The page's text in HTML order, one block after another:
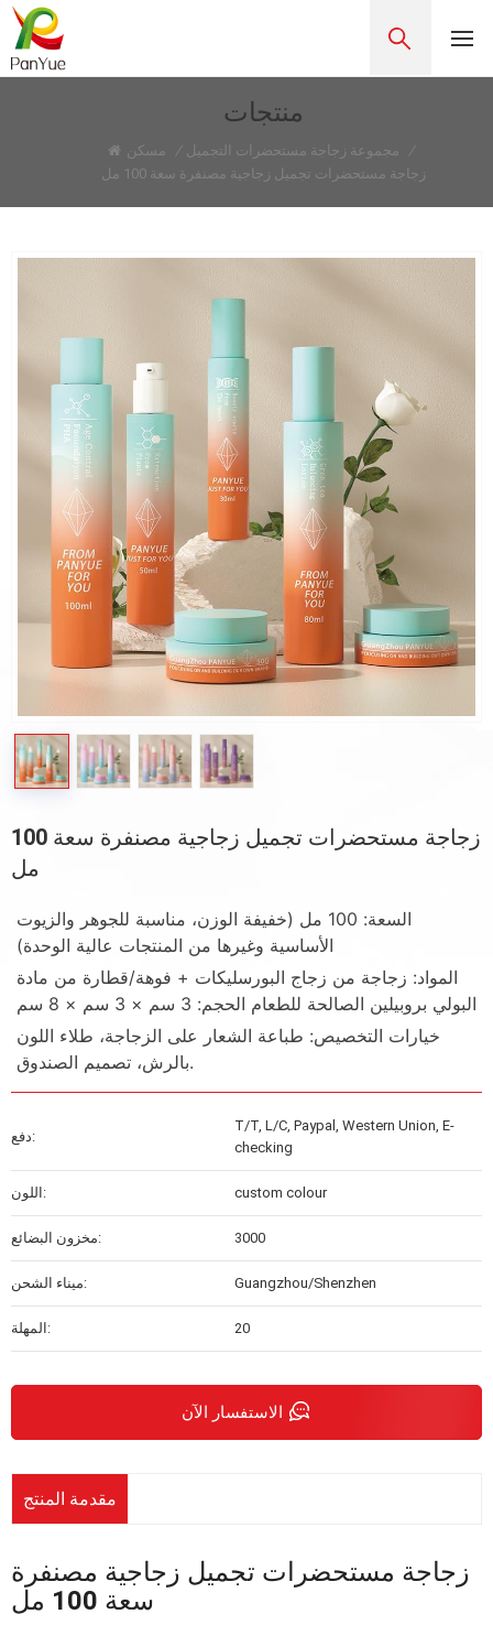
منتجات
مسكن / مجموعة زجاجة مستحضرات التجميل
/
زجاجة مستحضرات تجميل زجاجية مصنفرة سعة 100 مل
زجاجة مستحضرات تجميل زجاجية مصنفرة سعة 100
مل
السعة: 100 مل (خفيفة الوزن، مناسبة للجوهر والزيوت
الأساسية وغيرها من المنتجات عالية الوحدة)
المواد: زجاجة من زجاج البورسليكات + فوهة/قطارة من مادة
البولي بروبيلين الصالحة للطعام الحجم: 3 سم × 3 سم × 8 سم
خيارات التخصيص: طباعة الشعار على الزجاجة، طلاء اللون
بالرش، تصميم الصندوق.
دفع:
T/T, L/C, Paypal, Western Union, E-
checking
اللون: custom colour
مخزون البضائع: 3000
ميناء الشحن: Guangzhou/Shenzhen
المهلة: 20
الاستفسار الآن
مقدمة المنتج
زجاجة مستحضرات تجميل زجاجية مصنفرة
سعة 100 مل